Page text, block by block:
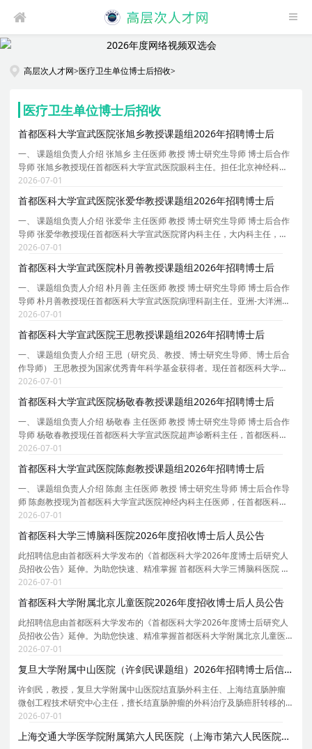
高层次人才网>医疗卫生单位博士后招收>
医疗卫生单位博士后招收
首都医科大学宣武医院张旭乡教授课题组2026年招聘博士后
一、 课题组负责人介绍 张旭乡 主任医师 教授 博士研究生导师 博士后合作
导师 张旭乡教授现任首都医科大学宣武医院眼科主任。担任北京神经科学
会视觉神经专委会主任委员、北京整合医学学会眼科分会副主任委员、北
京市医学会眼科分会常委、中国研究型医院学会
2026-07-01
首都医科大学宣武医院张爱华教授课题组2026年招聘博士后
一、 课题组负责人介绍 张爱华 主任医师 教授 博士研究生导师 博士后合作
导师 张爱华教授现任首都医科大学宣武医院肾内科主任，大内科主任，内
科教研室主任。中国医师协会肾脏内科医师分会委员，中国人体健康科技
促进会血液净化专委会主任委员，北京医学会血
2026-07-01
首都医科大学宣武医院朴月善教授课题组2026年招聘博士后
一、 课题组负责人介绍 朴月善 主任医师 教授 博士研究生导师 博士后合作
导师 朴月善教授现任首都医科大学宣武医院病理科副主任。亚洲-大洋洲神
经病理学会理事。中华医学会神经病学分会神经病理学组副组长，中华医
学会病理学分会脑神经病理学组指导专家，中
2026-07-01
首都医科大学宣武医院王思教授课题组2026年招聘博士后
一、 课题组负责人介绍 王思（研究员、教授、博士研究生导师、博士后合
作导师） 王思教授为国家优秀青年科学基金获得者。现任首都医科大学宣
武医院衰老转化医学中心执行主任，中国遗传学会衰老遗传学分会秘书长
等。 主要研究方向为衰老与再生医学。致力于利
2026-07-01
首都医科大学宣武医院杨敬春教授课题组2026年招聘博士后
一、 课题组负责人介绍 杨敬春 主任医师 教授 博士研究生导师 博士后合作
导师 杨敬春教授现任首都医科大学宣武医院超声诊断科主任，首都医科大
学超声医学系副主任、宣武医院超声医学住陪基地主任、科技部项目评审
专家、北京市科委人才项目专家、北京市高级职
2026-07-01
首都医科大学宣武医院陈彪教授课题组2026年招聘博士后
一、 课题组负责人介绍 陈彪 主任医师 教授 博士研究生导师 博士后合作导
师 陈彪教授现为首都医科大学宣武医院神经内科主任医师，任首都医科大
学老年医学系主任，首都医科大学帕金森病临床研究和诊疗中心主任，中
国老年医学会副会长/中华医学会老年医学分会
2026-07-01
首都医科大学三博脑科医院2026年度招收博士后人员公告
此招聘信息由首都医科大学发布的《首都医科大学2026年度博士后研究人
员招收公告》延伸。为助您快速、精准掌握 首都医科大学三博脑科医院 的
招聘详情， 现特别针对 首都医科大学三博脑科医院 的岗位信息与报考要点
单独说明 。为保证您获取的招聘信息完整且准
2026-07-01
首都医科大学附属北京儿童医院2026年度招收博士后人员公告
此招聘信息由首都医科大学发布的《首都医科大学2026年度博士后研究人
员招收公告》延伸。为助您快速、精准掌握首都医科大学附属北京儿童医
院的招聘详情， 现特别针对 首都医科大学附属北京儿童医院 的岗位信息与
报考要点单独说明 。为保证您获取的招聘信息完
2026-07-01
复旦大学附属中山医院（许剑民课题组）2026年招聘博士后信息
许剑民，教授，复旦大学附属中山医院结直肠外科主任、上海结直肠肿瘤
微创工程技术研究中心主任，擅长结直肠肿瘤的外科治疗及肠癌肝转移的
综合诊疗。长期致力于结直肠肿瘤的基础与临床研究。全国创新争先奖、
国家科技进步二等奖获得者，国家卫生健康突出贡献
2026-07-01
上海交通大学医学院附属第六人民医院（上海市第六人民医院）麻醉科2026年招聘人才启事